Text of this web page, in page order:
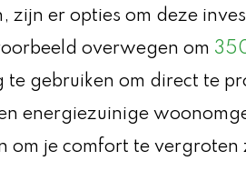
zijn er opties om deze
overwegen om
te gebruiken om direct te
energiezuinige
om je comfort te vergroten